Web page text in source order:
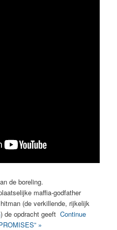
de boreling.
maffia-godfather
(de verkillende, rijkelijk
) de opdracht geeftContinue
»